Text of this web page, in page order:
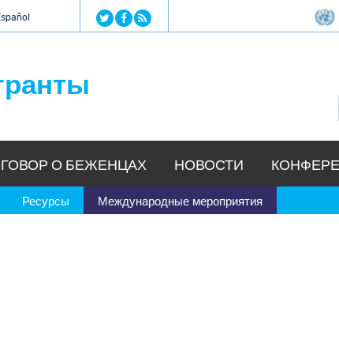
Jump to navigation
Ресурсы Международные мероприятия
О БЕЖЕНЦАХ НОВОСТИ